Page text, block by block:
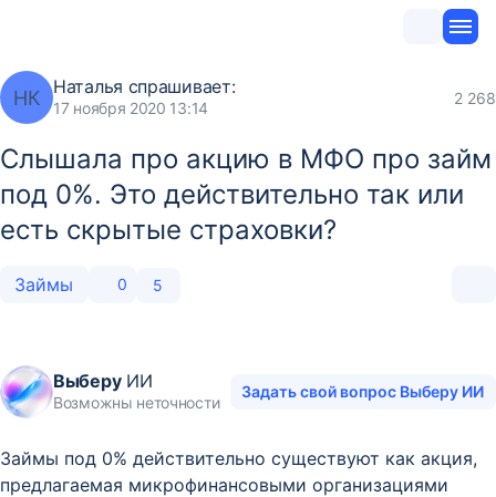
НК Наталья спрашивает:
17 ноября 2020 13:14
2 268
Слышала про акцию в МФО про займ
под 0%. Это действительно так или
есть скрытые страховки?
Займы 0 5
ВыберуИИ
Возможны неточности
Задать свой вопрос Выберу ИИ
Займы под 0% действительно существуют как акция,
предлагаемая микрофинансовыми организациями